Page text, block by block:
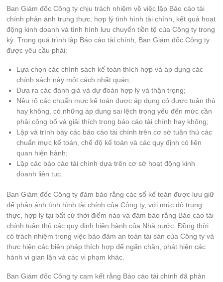
Ban Giám đốc Công ty chịu trách nhiệm về việc lập Báo cáo tài
chính phản ánh trung thực, hợp lý tình hình tài chính, kết quả hoạt
động kinh doanh và tình hình lưu chuyển tiền tệ của Công ty trong
kỳ. Trong quá trình lập Báo cáo tài chính, Ban Giám đốc Công ty
được yêu cầu phải:
Lựa chọn các chính sách kế toán thích hợp và áp dụng các
chính sách này một cách nhất quán;
Đưa ra các đánh giá và dự đoán hợp lý và thận trọng;
Nêu rõ các chuẩn mực kế toán được áp dụng có được tuân thủ
hay không, có những áp dụng sai lệch trọng yếu đến mức cần
phải công bố và giải thích trong báo cáo tài chính hay không;
Lập và trình bày các báo cáo tài chính trên cơ sở tuân thủ các
chuẩn mực kế toán, chế độ kế toán và các quy định có liên
quan hiện hành;
Lập các báo cáo tài chính dựa trên cơ sở hoạt động kinh
doanh liên tục.
Ban Giám đốc Công ty đảm bảo rằng các sổ kế toán được lưu giữ
để phản ánh tình hình tài chính của Công ty, với mức độ trung
thực, hợp lý tại bất cứ thời điểm nào và đảm bảo rằng Báo cáo tài
chính tuân thủ các quy định hiện hành của Nhà nước. Đồng thời
có trách nhiệm trong việc bảo đảm an toàn tài sản của Công ty và
thực hiện các biện pháp thích hợp để ngăn chặn, phát hiện các
hành vi gian lận và các vi phạm khác.
Ban Giám đốc Công ty cam kết rằng Báo cáo tài chính đã phản